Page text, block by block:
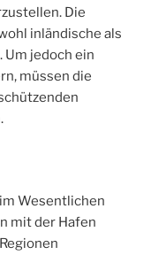
Die
inländische als
Um jedoch ein
müssen die
Wesentlichen
mit der Hafen